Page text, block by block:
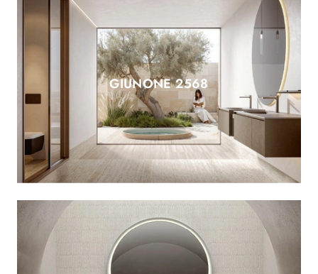
GIUNONE 2568